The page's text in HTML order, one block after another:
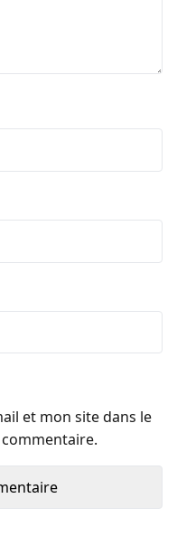
et mon site dans le